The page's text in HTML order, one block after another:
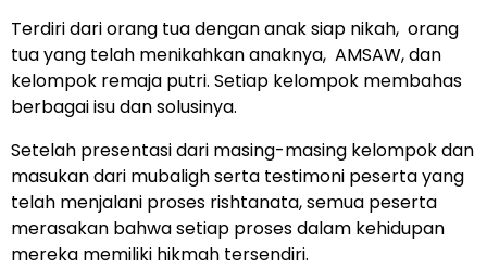
Terdiri dari orang tua dengan anak siap nikah, orang
tua yang telah menikahkan anaknya, AMSAW, dan
kelompok remaja putri. Setiap kelompok membahas
berbagai isu dan solusinya.
Setelah presentasi dari masing-masing kelompok dan
masukan dari mubaligh serta testimoni peserta yang
telah menjalani proses rishtanata, semua peserta
merasakan bahwa setiap proses dalam kehidupan
mereka memiliki hikmah tersendiri.